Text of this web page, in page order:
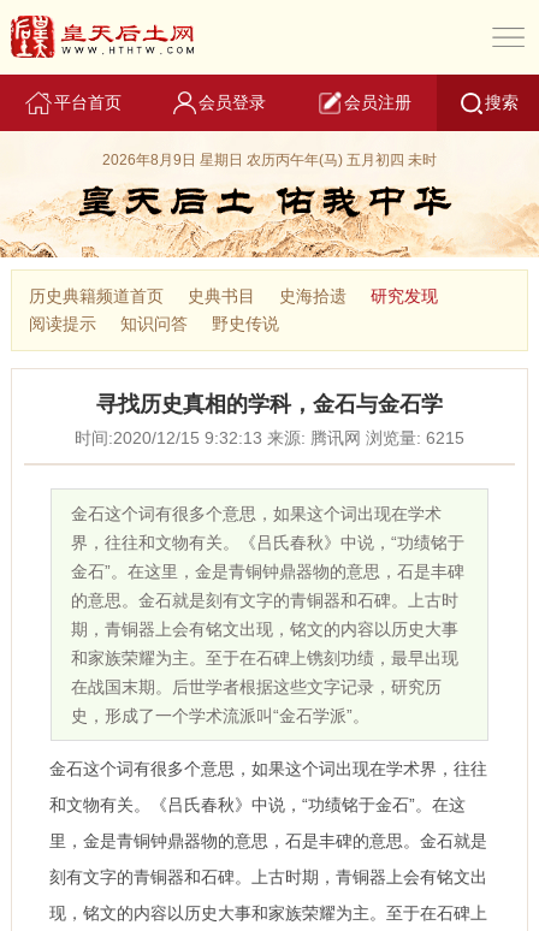
平台首页 会员登录 会员注册 搜索
2026年8月9日 星期日 农历丙午年(马) 五月初四 未时
历史典籍频道首页 史典书目 史海拾遗
研究发现
阅读提示
知识问答 野史传说
寻找历史真相的学科，金石与金石学
时间:2020/12/15 9:32:13 来源: 腾讯网 浏览量: 6215
金石这个词有很多个意思，如果这个词出现在学术
界，往往和文物有关。《吕氏春秋》中说，“功绩铭于
金石”。在这里，金是青铜钟鼎器物的意思，石是丰碑
的意思。金石就是刻有文字的青铜器和石碑。上古时
期，青铜器上会有铭文出现，铭文的内容以历史大事
和家族荣耀为主。至于在石碑上镌刻功绩，最早出现
在战国末期。后世学者根据这些文字记录，研究历
史，形成了一个学术流派叫“金石学派”。
金石这个词有很多个意思，如果这个词出现在学术界，往往
和文物有关。《吕氏春秋》中说，“功绩铭于金石”。在这
里，金是青铜钟鼎器物的意思，石是丰碑的意思。金石就是
刻有文字的青铜器和石碑。上古时期，青铜器上会有铭文出
现，铭文的内容以历史大事和家族荣耀为主。至于在石碑上